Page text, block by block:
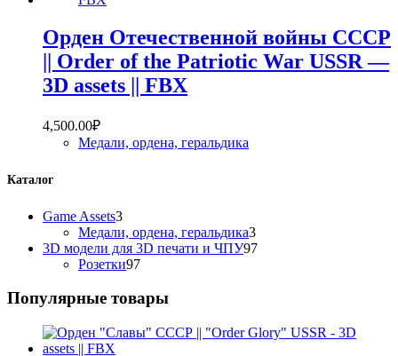
Орден Отечественной войны СССР
|| Order of the Patriotic War USSR —
3D assets || FBX
4,500.00₽
Медали, ордена, геральдика
Каталог
Game Assets33
товара
Медали, ордена, геральдика33
товара
3D модели для 3D печати и ЧПУ9797
Розетки9797
Популярные товары